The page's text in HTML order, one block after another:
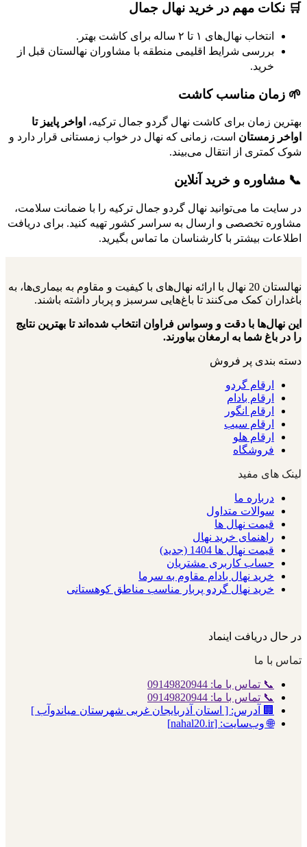
🛒 نکات مهم در خرید نهال جمال
انتخاب نهال‌های ۱ تا ۲ ساله برای کاشت بهتر.
بررسی شرایط اقلیمی منطقه با مشاوران نهالستان قبل از
خرید.
🌱 زمان مناسب کاشت
بهترین زمان برای کاشت نهال گردو جمال ترکیه، اواخر پاییز تا
اواخر زمستان است، زمانی که نهال در خواب زمستانی قرار دارد و
شوک کمتری از انتقال می‌بیند.
📞 مشاوره و خرید آنلاین
در سایت ما می‌توانید نهال گردو جمال ترکیه را با ضمانت سلامت،
مشاوره تخصصی و ارسال به سراسر کشور تهیه کنید. برای دریافت
اطلاعات بیشتر با کارشناسان ما تماس بگیرید.
نهالستان 20 نهال با ارائه نهال‌های با کیفیت و مقاوم به بیماری‌ها، به
باغداران کمک می‌کنند تا باغ‌هایی سرسبز و پربار داشته باشند.
این نهال‌ها با دقت و وسواس فراوان انتخاب شده‌اند تا بهترین نتایج
را در باغ شما به ارمغان بیاورند.
دسته بندی پر فروش
ارقام گردو
ارقام بادام
ارقام انگور
ارقام سیب
ارقام هلو
فروشگاه
لینک های مفید
درباره ما
سوالات متداول
قیمت نهال ها
راهنمای خرید نهال
قیمت نهال ها 1404 (جدید)
حساب کاربری مشتریان
خرید نهال بادام مقاوم به سرما
خرید نهال گردو پربار مناسب مناطق کوهستانی
در حال دریافت اینماد
تماس با ما
📞 تماس با ما: 09149820944
📞 تماس با ما: 09149820944
🏢 آدرس: [ استان آذربایجان غربی شهرستان میاندوآب ]
🌐 وب‌سایت: [nahal20.ir]